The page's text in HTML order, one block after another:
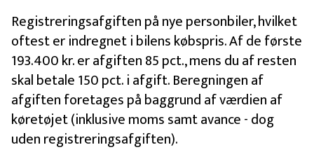
Registreringsafgiften på nye personbiler, hvilket
oftest er indregnet i bilens købspris. Af de første
193.400 kr. er afgiften 85 pct., mens du af resten
skal betale 150 pct. i afgift. Beregningen af
afgiften foretages på baggrund af værdien af
køretøjet (inklusive moms samt avance - dog
uden registreringsafgiften).